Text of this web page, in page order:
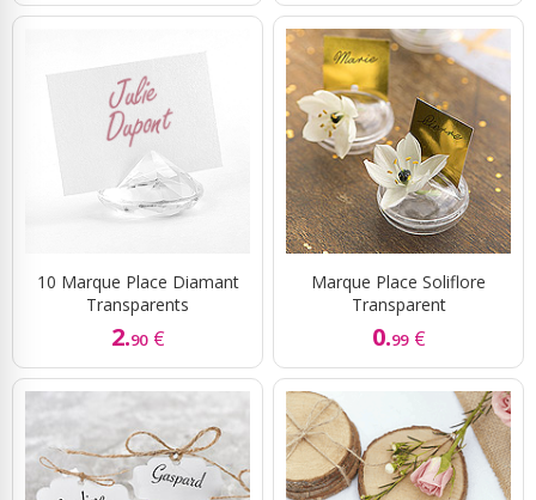
10 Marque Place Diamant
Transparents
2.90 €
Marque Place Soliflore
Transparent
0.99 €